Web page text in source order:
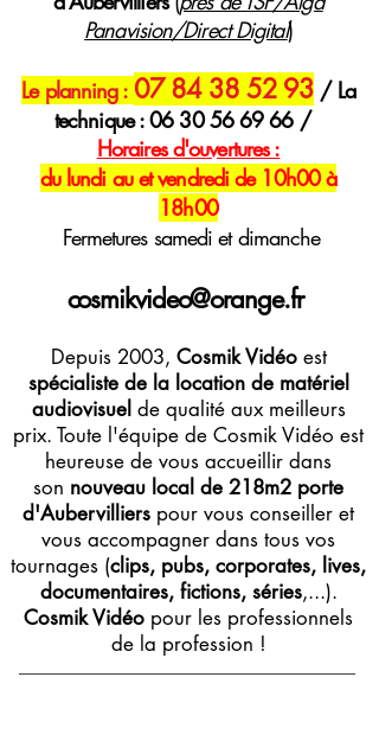
Panavision/Direct Digital)
Le planning : 07 84 38 52 93 / La
technique :06 30 56 69 66/
Horairesd'ouvertures :
du lundi au et vendredi de 10h00 à
18h00
Fermetures samedi et dimanche
cosmikvideo@orange.fr
Depuis 2003, Cosmik Vidéoest
spécialiste de la location de matériel
audiovisuel de qualité aux meilleurs
prix. Toute l'équipe de Cosmik Vidéo est
heureuse de vous accueillir dans
son nouveau local de 218m2 porte
d'Aubervilliers pour vous conseiller et
vous accompagner dans tous vos
tournages (clips, pubs, corporates, lives,
documentaires, fictions, séries,...).
Cosmik Vidéo pour les professionnels
de la profession !